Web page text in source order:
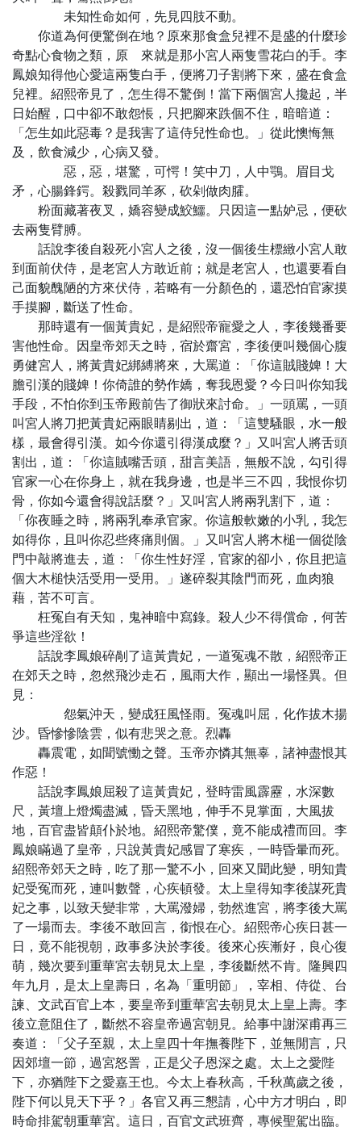
未知性命如何，先見四肢不動。
你道為何便驚倒在地？原來那食盒兒裡不是盛的什麼珍
奇點心食物之類，原 來就是那小宮人兩隻雪花白的手。李
鳳娘知得他心愛這兩隻白手，便將刀子割將下來，盛在食盒
兒裡。紹熙帝見了，怎生得不驚倒！當下兩個宮人攙起，半
日始醒，口中卻不敢怨悵，只把腳來跌個不住，暗暗道：
「怎生如此惡毒？是我害了這侍兒性命也。」從此懊悔無
及，飲食減少，心病又發。
惡，惡，堪驚，可愕！笑中刀，人中鶚。眉目戈
矛，心腸鋒鍔。殺戮同羊豕，砍剁做肉臛。
粉面藏著夜叉，嬌容變成鮫鱷。只因這一點妒忌，便砍
去兩隻臂膊。
話說李後自殺死小宮人之後，沒一個後生標緻小宮人敢
到面前伏侍，是老宮人方敢近前；就是老宮人，也還要看自
己面貌醜陋的方來伏侍，若略有一分顏色的，還恐怕官家摸
手摸腳，斷送了性命。
那時還有一個黃貴妃，是紹熙帝寵愛之人，李後幾番要
害他性命。因皇帝郊天之時，宿於齋宮，李後便叫幾個心腹
勇健宮人，將黃貴妃綁縛將來，大罵道：「你這賊賤婢！大
膽引漢的賤婢！你倚誰的勢作嬌，奪我恩愛？今日叫你知我
手段，不怕你到玉帝殿前告了御狀來討命。」一頭罵，一頭
叫宮人將刀把黃貴妃兩眼睛剔出，道：「這雙騷眼，水一般
樣，最會得引漢。如今你還引得漢成麼？」又叫宮人將舌頭
割出，道：「你這賊嘴舌頭，甜言美語，無般不說，勾引得
官家一心在你身上，就在我身邊，也是半三不四，我恨你切
骨，你如今還會得說話麼？」又叫宮人將兩乳割下，道：
「你夜睡之時，將兩乳奉承官家。你這般軟嫩的小乳，我怎
如得你，且叫你忍些疼痛則個。」又叫宮人將木槌一個從陰
門中敲將進去，道：「你生性好淫，官家的卻小，你且把這
個大木槌快活受用一受用。」遂碎裂其陰門而死，血肉狼
藉，苦不可言。
枉冤自有天知，鬼神暗中寫錄。殺人少不得償命，何苦
爭這些淫欲！
話說李鳳娘碎剮了這黃貴妃，一道冤魂不散，紹熙帝正
在郊天之時，忽然飛沙走石，風雨大作，顯出一場怪異。但
見：
怨氣沖天，變成狂風怪雨。冤魂叫屈，化作拔木揚
沙。昏慘慘陰雲，似有悲哭之意。烈轟
轟震電，如聞號慟之聲。玉帝亦憐其無辜，諸神盡恨其
作惡！
話說李鳳娘屈殺了這黃貴妃，登時雷風霹靂，水深數
尺，黃壇上燈燭盡滅，昏天黑地，伸手不見掌面，大風拔
地，百官盡皆顛仆於地。紹熙帝驚僕，竟不能成禮而回。李
鳳娘瞞過了皇帝，只說黃貴妃感冒了寒疾，一時昏暈而死。
紹熙帝郊天之時，吃了那一驚不小，回來又聞此變，明知貴
妃受冤而死，連叫數聲，心疾頓發。太上皇得知李後謀死貴
妃之事，以致天變非常，大罵潑婦，勃然進宮，將李後大罵
了一場而去。李後不敢回言，銜恨在心。紹熙帝心疾日甚一
日，竟不能視朝，政事多決於李後。後來心疾漸好，良心復
萌，幾次要到重華宮去朝見太上皇，李後斷然不肯。隆興四
年九月，是太上皇壽日，名為「重明節」，宰相、侍從、台
諫、文武百官上本，要皇帝到重華宮去朝見太上皇上壽。李
後立意阻住了，斷然不容皇帝過宮朝見。給事中謝深甫再三
奏道：「父子至親，太上皇四十年撫養陛下，並無閒言，只
因郊壇一節，過宮怒詈，正是父子恩深之處。太上之愛陛
下，亦猶陛下之愛嘉王也。今太上春秋高，千秋萬歲之後，
陛下何以見天下乎？」各官又再三懇請，心中方才明白，即
時命排駕朝重華宮。這日，百官文武班齊，專候聖駕出臨。